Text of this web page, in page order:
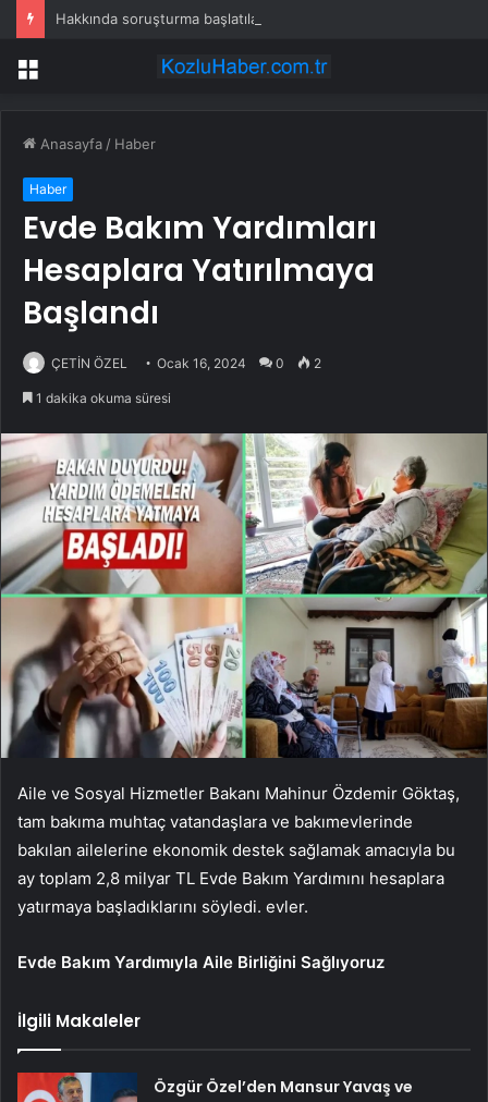
Menü
Anasayfa / Haber
Haber
Evde Bakım Yardımları
Hesaplara Yatırılmaya
Başlandı
ÇETİN ÖZEL Ocak 16, 2024 0 2
1 dakika okuma süresi
Aile ve Sosyal Hizmetler Bakanı Mahinur Özdemir Göktaş,
tam bakıma muhtaç vatandaşlara ve bakımevlerinde
bakılan ailelerine ekonomik destek sağlamak amacıyla bu
ay toplam 2,8 milyar TL Evde Bakım Yardımını hesaplara
yatırmaya başladıklarını söyledi. evler.
Evde Bakım Yardımıyla Aile Birliğini Sağlıyoruz
İlgili Makaleler
Özgür Özel’den Mansur Yavaş ve